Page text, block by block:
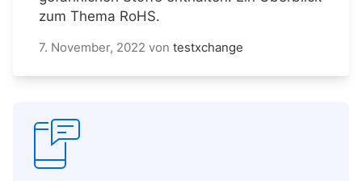
zum Thema RoHS.
7. November, 2022 von testxchange